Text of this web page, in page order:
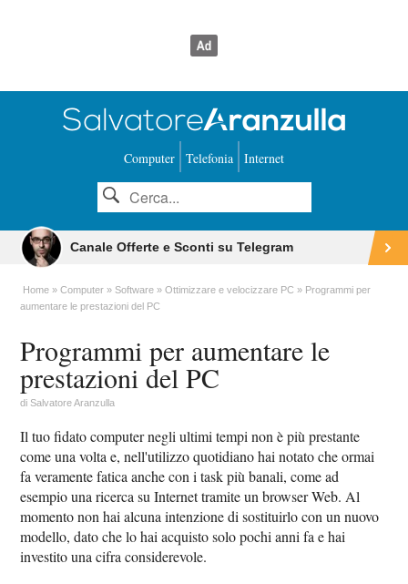
Computer Telefonia Internet
Canale Offerte e Sconti su Telegram
Home Computer Software Ottimizzare e velocizzare PC
Programmi per
aumentare le prestazioni del PC
Programmi per aumentare le
prestazioni del PC
diSalvatore Aranzulla
Il tuo fidato computer negli ultimi tempi non è più prestante
come una volta e, nell'utilizzo quotidiano hai notato che ormai
fa veramente fatica anche con i task più banali, come ad
esempio una ricerca su Internet tramite un browser Web. Al
momento non hai alcuna intenzione di sostituirlo con un nuovo
modello, dato che lo hai acquisto solo pochi anni fa e hai
investito una cifra considerevole.